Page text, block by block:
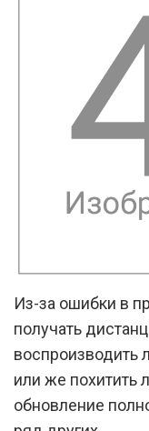
Из-за ошибки в
получать
воспроизводить
или же похитить
обновление